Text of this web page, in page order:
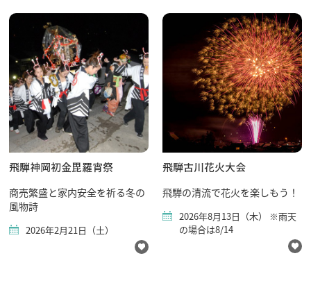
行きたいリスト
コラム
モデルコース
スポット
体験
イベント
グルメ・おみやげ
宿泊予約
アクセス
飛騨神岡初金毘羅宵祭
商売繁盛と家内安全を祈る冬の
風物詩
2026年2月21日（土）
飛騨古川花火大会
飛騨の清流で花火を楽しもう！
2026年8月13日（木） ※雨天
の場合は8/14